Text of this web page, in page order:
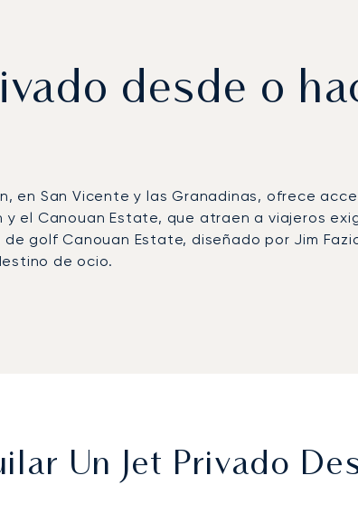
desde o
en San Vicente y las Granadinas, ofrece
y el Canouan Estate, que atraen a viajeros
golf Canouan Estate, diseñado por Jim
de ocio.
de Canouan (CIW), que puede recibir
Un Jet Privado